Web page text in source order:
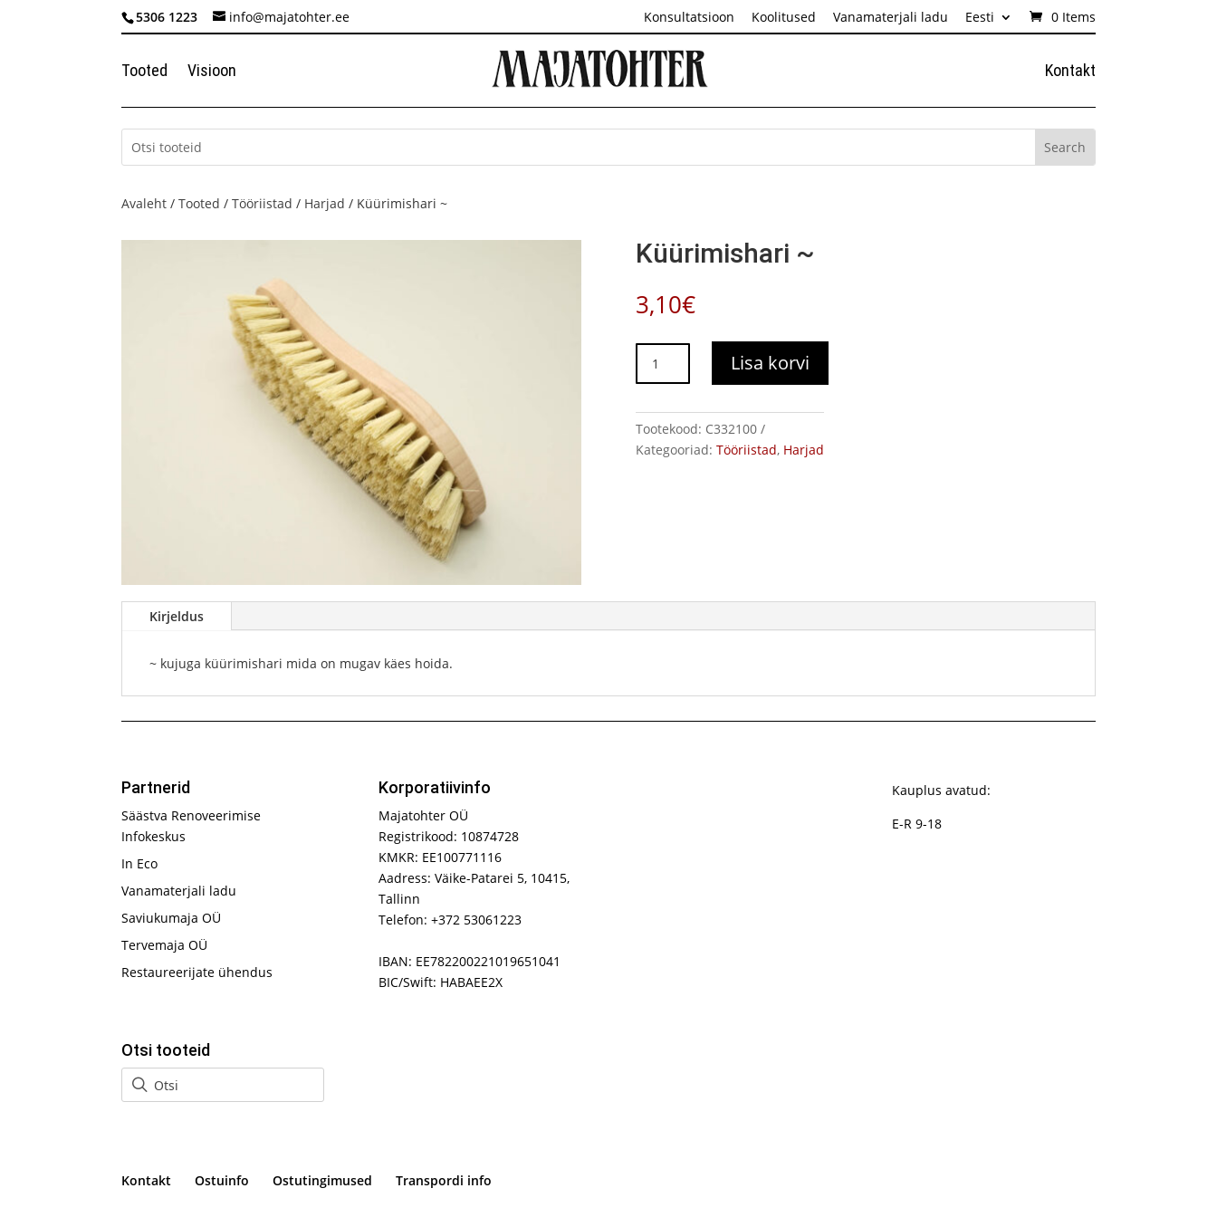
5306 1223 info@majatohter.ee Konsultatsioon Koolitused Vanamaterjali ladu Eesti 0 Items
Tooted Visioon Kontakt
Avaleht /Tooted /Tööriistad / Harjad / Küürimishari ~
Küürimishari ~
3,10€
Lisa korvi
Tootekood: C332100
Kategooriad: Tööriistad, Harjad
Kirjeldus
~ kujuga küürimishari mida on mugav käes hoida.
Partnerid
Säästva Renoveerimise
Infokeskus
In Eco
Vanamaterjali ladu
Saviukumaja OÜ
Tervemaja OÜ
Restaureerijate ühendus
Otsi tooteid
Korporatiivinfo
Majatohter OÜ
Registrikood: 10874728
KMKR: EE100771116
Aadress: Väike-Patarei 5, 10415,
Tallinn
Telefon: +372 53061223
IBAN: EE782200221019651041
BIC/Swift: HABAEE2X
Kauplus avatud:
E-R 9-18
Kontakt Ostuinfo Ostutingimused Transpordi info